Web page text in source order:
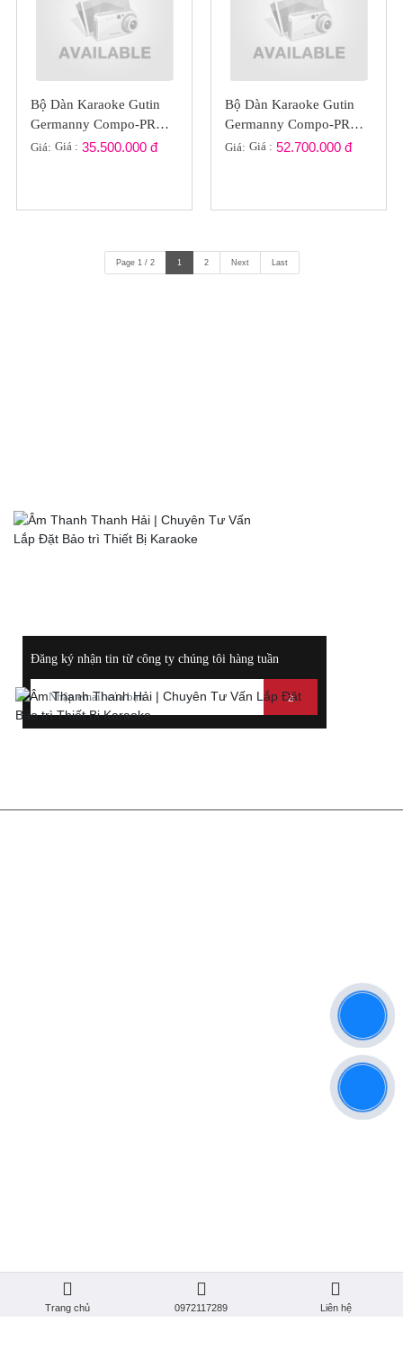
Bộ Dàn Karaoke Gutin
Germanny Compo-PRO
GT2022-022
Giá: Giá : 35.500.000 đ
Bộ Dàn Karaoke Gutin
Germanny Compo-PRO
GT2022-021
Giá: Giá : 52.700.000 đ
Page 1 / 2 1 2 Next Last
Đăng ký nhận tin từ công ty chúng tôi hàng tuần
Trang chủ 0972117289 Liên hệ